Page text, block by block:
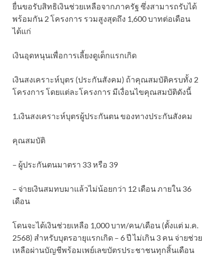
ยื่นขอรับสิทธิเงินช่วยเหลือจากภาครัฐ ซึ่งสามารถรับได้
พร้อมกัน 2 โครงการ รวมสูงสุดถึง 1,600 บาทต่อเดือน
ได้แก่
เงินอุดหนุนเพื่อการเลี้ยงดูเด็กแรกเกิด
เงินสงเคราะห์บุตร (ประกันสังคม) ถ้าคุณสมบัติครบทั้ง 2
โครงการ โดยแต่ละโครงการ มีเงื่อนไขคุณสมบัติดังนี้
1.เงินสงเคราะห์บุตรผู้ประกันตน ของทางประกันสังคม
คุณสมบัติ
– ผู้ประกันตนมาตรา 33 หรือ 39
– จ่ายเงินสมทบมาแล้วไม่น้อยกว่า 12 เดือน ภายใน 36
เดือน
โดนจะได้เงินช่วยเหลือ 1,000 บาท/คน/เดือน (ตั้งแต่ ม.ค.
2568) สำหรับบุตรอายุแรกเกิด – 6 ปี ไม่เกิน 3 คน จ่ายช่วย
เหลือผ่านบัญชีพร้อมเพย์เลขบัตรประชาชนทุกสิ้นเดือน